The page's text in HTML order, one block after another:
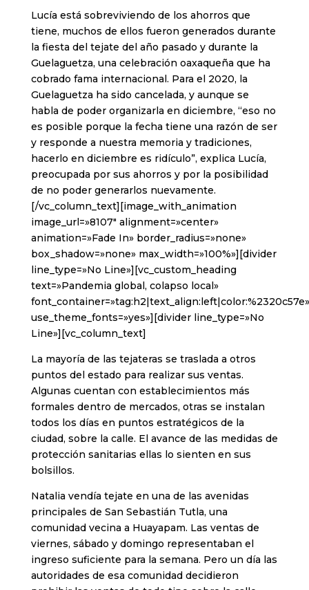
Lucía está sobreviviendo de los ahorros que
tiene, muchos de ellos fueron generados durante
la fiesta del tejate del año pasado y durante la
Guelaguetza, una celebración oaxaqueña que ha
cobrado fama internacional. Para el 2020, la
Guelaguetza ha sido cancelada, y aunque se
habla de poder organizarla en diciembre, “eso no
es posible porque la fecha tiene una razón de ser
y responde a nuestra memoria y tradiciones,
hacerlo en diciembre es ridículo”, explica Lucía,
preocupada por sus ahorros y por la posibilidad
de no poder generarlos nuevamente.
[/vc_column_text][image_with_animation
image_url=»8107″ alignment=»center»
animation=»Fade In» border_radius=»none»
box_shadow=»none» max_width=»100%»][divider
line_type=»No Line»][vc_custom_heading
text=»Pandemia global, colapso local»
font_container=»tag:h2|text_align:left|color:%2320c57e»
use_theme_fonts=»yes»][divider line_type=»No
Line»][vc_column_text]
La mayoría de las tejateras se traslada a otros
puntos del estado para realizar sus ventas.
Algunas cuentan con establecimientos más
formales dentro de mercados, otras se instalan
todos los días en puntos estratégicos de la
ciudad, sobre la calle. El avance de las medidas de
protección sanitarias ellas lo sienten en sus
bolsillos.
Natalia vendía tejate en una de las avenidas
principales de San Sebastián Tutla, una
comunidad vecina a Huayapam. Las ventas de
viernes, sábado y domingo representaban el
ingreso suficiente para la semana. Pero un día las
autoridades de esa comunidad decidieron